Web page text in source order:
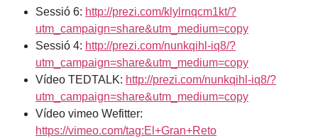
Sessió 6: http://prezi.com/klylrnqcm1kt/?
utm_campaign=share&utm_medium=copy
Sessió 4: http://prezi.com/nunkqihl-iq8/?
utm_campaign=share&utm_medium=copy
Vídeo TEDTALK: http://prezi.com/nunkqihl-iq8/?
utm_campaign=share&utm_medium=copy
Vídeo vimeo Wefitter:
https://vimeo.com/tag:El+Gran+Reto